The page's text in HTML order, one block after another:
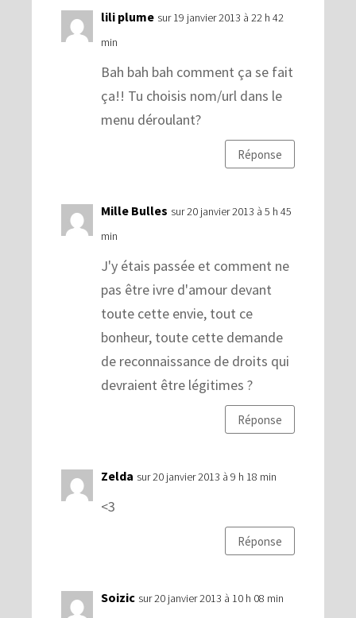
lili plume sur 19 janvier 2013 à 22 h 42
min
Bah bah bah comment ça se fait
ça!! Tu choisis nom/url dans le
menu déroulant?
Réponse
Mille Bulles sur 20 janvier 2013 à 5 h 45
min
J'y étais passée et comment ne
pas être ivre d'amour devant
toute cette envie, tout ce
bonheur, toute cette demande
de reconnaissance de droits qui
devraient être légitimes ?
Réponse
Zelda sur 20 janvier 2013 à 9 h 18 min
<3
Réponse
Soizic sur 20 janvier 2013 à 10 h 08 min